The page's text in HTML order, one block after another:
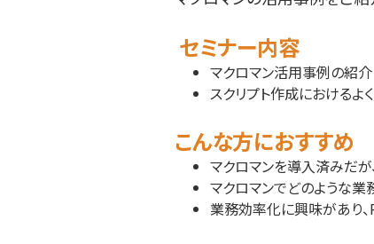
セミナー内容
マクロマン活用事例の紹介
スクリプト作成におけるよ
こんな方におすすめ
マクロマンを導入済みだ
マクロマンでどのような
業務効率化に興味があり